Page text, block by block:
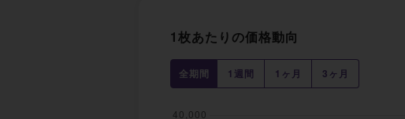
1枚あたりの価格動向
全期間 1週間 1ヶ月 3ヶ月